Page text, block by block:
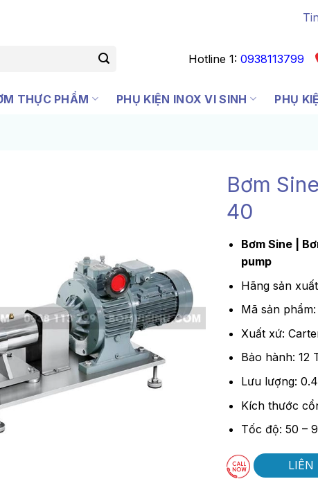
Hotline 1:0938113799
THỰC PHẨM PHỤ KIỆN INOX VI SINH PHỤ
Bơm
40
Bơm Sine |
pump
Hãng sản
Mã sản phẩm:
Xuất xứ:
Bảo hành: 12
Lưu lượng:
Kích thước
Tốc độ: 50 –
LIÊN